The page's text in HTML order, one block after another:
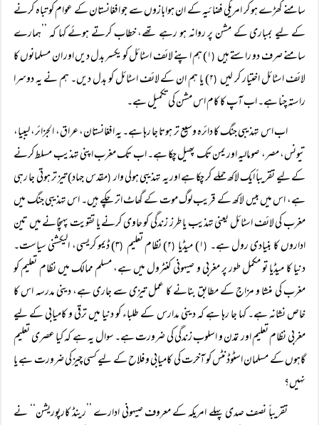
سامنے کھڑے ہو کر امریکی فضائیہ کے ان ہوابازوں سے جو افغانستان کے عوام کو تباہ کرنے
کے لیے بمباری کے مشن پر روانہ ہو رہے تھے، خطاب کرتے ہوئے کہا کہ ’’ہمارے
سامنے صرف دو راستے ہیں ( ۱) ہم اپنے لائف اسٹائل کو یکسر بدل دیں اور ان مسلمانوں کا
لائف اسٹائل اختیار کر لیں ( ۲) یا ہم ان کے لائف اسٹائل کو بدل دیں۔ ہم نے یہ دوسرا
راستہ چنا ہے۔ اب آپ کا کام اس مشن کی تکمیل ہے۔
اب اس تہذیبی جنگ کا دائرہ وسیع تر ہوتا جا رہا ہے۔ یہ افغانستان، عراق، الجزائر، لیبیا،
تیونس، مصر، صومالیہ اور یمن تک پھیل چکا ہے۔ اب تک مغرب اپنی تہذیب مسلط کرنے
کے لیے تقریباً ایک لاکھ حملے کر چکا ہے اور یہ تہذیبی ہولی وار(مقدس جہاد) تیز تر ہوتی جا رہی
ہے، اس میں بیس لاکھ کے قریب لوگ موت کے گھاٹ اتر چکے ہیں۔ اس تہذیبی جنگ میں
مغرب کی لائف اسٹائل یعنی تہذیب یا طرز زندگی کو حاوی کرنے یا تقویت پہنچانے میں تین
اداروں کا بنیادی رول ہے۔ (۱) میڈیا (۲) نظام تعلیم ( ۳) ڈیمو کریسی، الیکشنی سیاست۔
دنیا کا میڈیا تو مکمل طور پر مغربی و صیہونی کنٹرول میں ہے، مسلم ممالک میں نظام تعلیم کو
مغرب کی منشا و مزاج کے مطابق بنانے کا عمل تیزی سے جاری ہے، دینی مدرسہ اس کا
خاص نشانہ ہے۔ کہا جا رہا ہے کہ دینی مدارس کے طلباء کو دنیا میں ترقی و کامیابی کے لیے
مغربی نظام تعلیم اور تمدن و اسلوب زندگی کی ضرورت ہے۔ سوال یہ ہے کہ کیا عصری تعلیم
گاہوں کے مسلمان اسٹوڈنٹس کو آخرت کی کامیابی و فلاح کے لیے کسی چیز کی ضرورت ہے یا
نہیں؟
تقریباً نصف صدی پہلے امریکہ کے معروف صیہونی ادارے ’’رینڈ کارپوریشن‘‘ نے